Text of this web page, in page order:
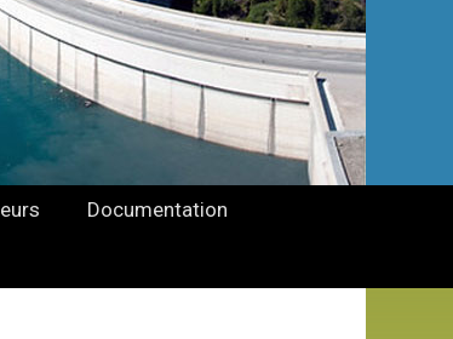
Documentation